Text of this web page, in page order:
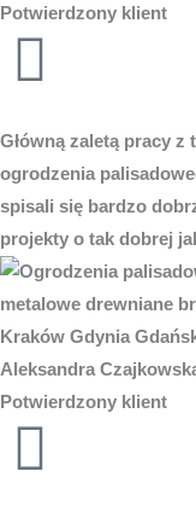
Potwierdzony klient
Główną zaletą pracy z
ogrodzenia
spisali się bardzo
projekty o tak dobrej
Aleksandra
Potwierdzony klient